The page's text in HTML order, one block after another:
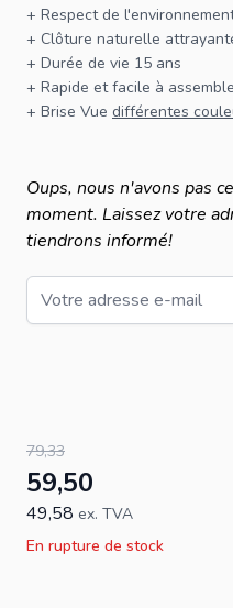
+ Respect de
+ Clôture naturelle
+ Durée de vie 15 ans
+ Rapide et facile à
+ Brise Vue différentes
Oups, nous n'avons pas
moment. Laissez votre
tiendrons informé!
Email
Ce formulaire est protégé
79,33
59,50
49,58 ex. TVA
En rupture de stock